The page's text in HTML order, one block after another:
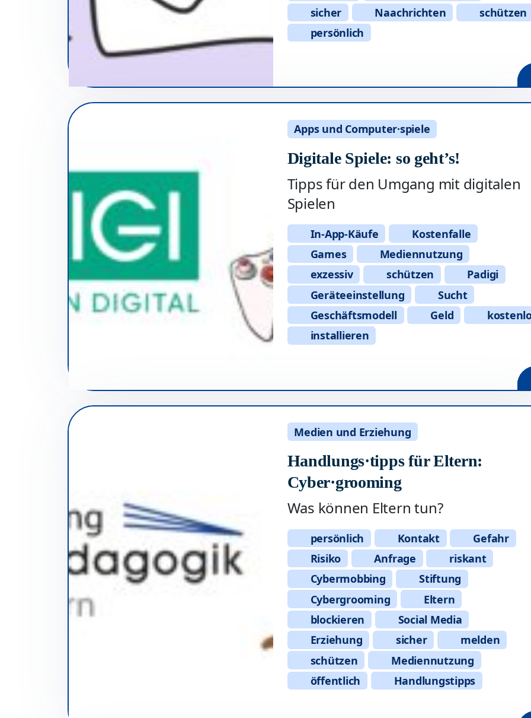
sicher
Naachrichten
schützen
persönlich
Apps und Computer·spiele
Digitale Spiele: so geht’s!
Tipps für den Umgang mit digitalen
Spielen
In-App-Käufe
Kostenfalle
Games
Mediennutzung
exzessiv
schützen
Padigi
Geräteeinstellung
Sucht
Geschäftsmodell
Geld
installieren
Medien und Erziehung
Handlungs·tipps für Eltern:
Cyber·grooming
Was können Eltern tun?
persönlich Kontakt
Gefahr
Risiko
Anfrage
riskant
Cybermobbing
Stiftung
Cybergrooming
Eltern
blockieren
Social Media
Erziehung
sicher
melden
schützen
Mediennutzung
öffentlich
Handlungstipps